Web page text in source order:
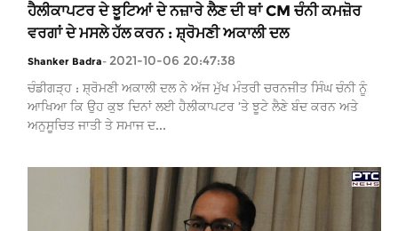
ਹੈਲੀਕਾਪਟਰ ਦੇ ਝੂਟਿਆਂ ਦੇ ਨਜ਼ਾਰੇ ਲੈਣ ਦੀ ਥਾਂ CM ਚੰਨੀ ਕਮਜ਼ੋਰ
ਵਰਗਾਂ ਦੇ ਮਸਲੇ ਹੱਲ ਕਰਨ : ਸ਼੍ਰੋਮਣੀ ਅਕਾਲੀ ਦਲ
Shanker Badra- 2021-10-06 20:47:38
ਚੰਡੀਗੜ੍ਹ : ਸ਼੍ਰੋਮਣੀ ਅਕਾਲੀ ਦਲ ਨੇ ਅੱਜ ਮੁੱਖ ਮੰਤਰੀ ਚਰਨਜੀਤ ਸਿੰਘ ਚੰਨੀ ਨੂੰ
ਆਖਿਆ ਕਿ ਉਹ ਕੁਝ ਦਿਨਾਂ ਲਈ ਹੈਲੀਕਾਪਟਰ ’ਤੇ ਝੂਟੇ ਲੈਣੇ ਬੰਦ ਕਰਨ ਅਤੇ
ਅਨੁਸੂਚਿਤ ਜਾਤੀ ਤੇ ਸਮਾਜ ਦ...